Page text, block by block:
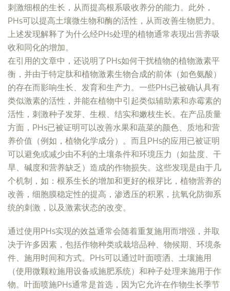
刺激细根的生长，从而提高根系吸收养分的能力。此外，
PHs可以提高土壤微生物和酶的活性，从而改善生物肥力。
上述发现解释了为什么经PHs处理的植物通常表现出营养吸
收和同化的增加。
在引用的文章中，还说明了PHs如何干扰植物的植物激素平
衡，并由于特定肽和植物激素生物合成的前体（如色氨酸）
的存在而影响生长、发育和生产力。一些PHs已被确认具有
类似激素的活性，并能在植物中引起类似辅助素和赤霉素的
活性，刺激种子发芽、生根、结实和嫩枝生长。在产品质量
方面，PHs已被证明可以改善水果和蔬菜的颜色、质地和营
养价值（例如，植物化学成分）。而且PHs的应用已被证明
可以避免或减少由不利的土壤条件和环境压力（如盐度、干
旱、碱度和营养缺乏）造成的作物损失。这些发现是由于几
个机制，如：根系生长的增加和更好的根芽比，植物营养的
改善，细胞膜稳定性的提高，渗透压的积累，抗氧化防御系
统的刺激，以及激素状态的改变。
通过使用PHs实现的效益通常会随着重复施用而增强，并取
决于许多因素，包括作物种类或栽培品种、物候期、环境条
件、施用时间和方式。PHs可以通过叶面喷洒、土壤施用
（使用微颗粒施用设备或施肥系统）和种子处理来施用于作
物。叶面喷施PHs通常是首选，因为它允许在作物生长季节